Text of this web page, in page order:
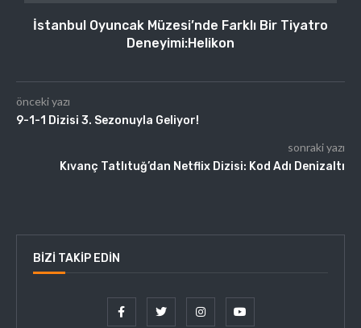
İstanbul Oyuncak Müzesi’nde Farklı Bir Tiyatro
Deneyimi:Helikon
önceki yazı
9-1-1 Dizisi 3. Sezonuyla Geliyor!
sonraki yazı
Kıvanç Tatlıtuğ’dan Netflix Dizisi: Kod Adı Denizaltı
BIZI TAKIP EDIN